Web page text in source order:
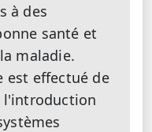
à des
santé et
maladie.
est effectué de
l'introduction